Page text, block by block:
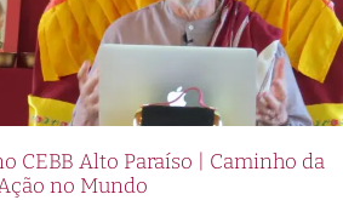
CEBB Alto Paraíso | Caminho da
no Mundo